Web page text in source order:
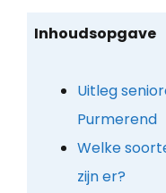
Inhoudsopgave
Uitleg
Purmerend
Welke
zijn er?